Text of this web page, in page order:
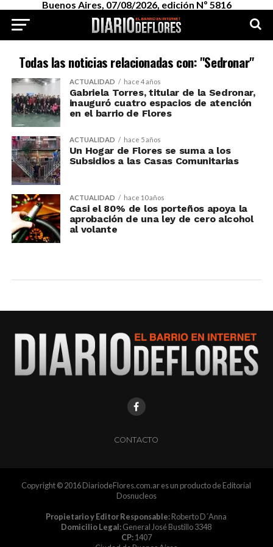
Buenos Aires, 07/08/2026, edición Nº 5816
Todas las noticias relacionadas con: "Sedronar"
ACTUALIDAD hace 4 años
Gabriela Torres, titular de la Sedronar,
inauguró cuatro espacios de atención
en el barrio de Flores
ACTUALIDAD hace 5 años
Un Hogar de Flores se suma a los
Subsidios a las Casas Comunitarias
ACTUALIDAD hace 10 años
Casi el 80% de los porteños apoya la
aprobación de una ley de cero alcohol
al volante
CONTACTO
Copyright © 2016 DiariodeFlores.com.ar es un producto de Editorial
Dosnucleos
Propietario y Editor Responsable:Roberto D´Anna
Domicilio Legal:General José Bustillo 3348
CP:1407